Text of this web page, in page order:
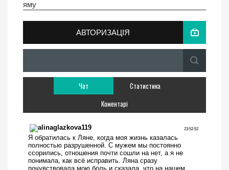
яму
АВТОРИЗАЦІЯ
Чат
Статистика
Коментарі